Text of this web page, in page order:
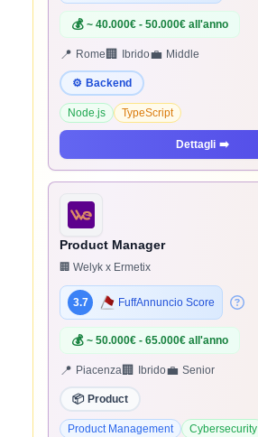
💰 ~ 40.000€ - 50.000€ all'anno
📍 Rome 🏢 Ibrido💼 Middle
⚙️ Backend
Node.js TypeScript
Dettagli ➡️
Product Manager
🏢 Welyk x Ermetix
3.7 FuffAnnuncio Score
💰 ~ 50.000€ - 65.000€ all'anno
📍 Piacenza🏢 Ibrido💼 Senior
📦 Product
Product Management Cybersecurity